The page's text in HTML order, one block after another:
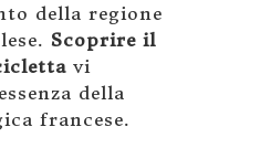
della regione
Scoprire il
vi
della
francese.